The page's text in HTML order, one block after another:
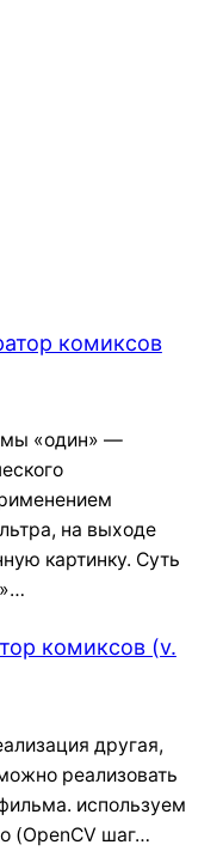
комиксов
«один» —
на выходе
картинку. Суть
комиксов (v.
другая,
реализовать
используем
(OpenCV шаг…